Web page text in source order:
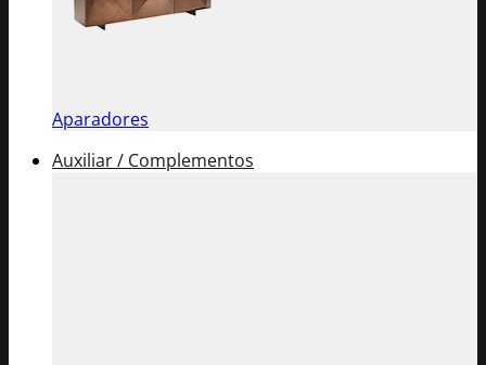
Aparadores
Auxiliar / Complementos